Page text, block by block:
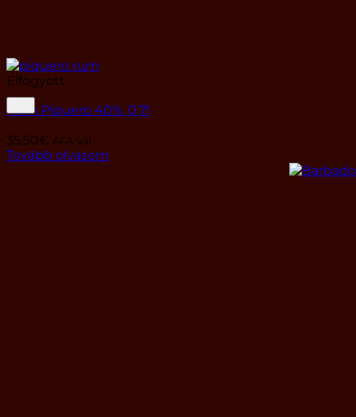
Elfogyott
Rum Piquero 40%, 0,7l
35,50€ ÁFA-val
Tovább olvasom